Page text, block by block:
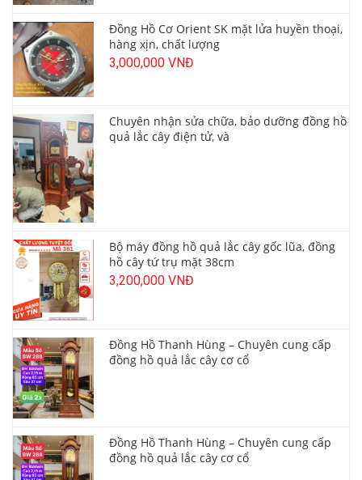
Đồng Hồ Cơ Orient SK mặt lửa huyền thoại,
hàng xịn, chất lượng
3,000,000 VNĐ
Chuyên nhận sửa chữa, bảo dưỡng đồng hồ
quả lắc cây điện tử, và
Bộ máy đồng hồ quả lắc cây gốc lũa, đồng
hồ cây tứ trụ mặt 38cm
3,200,000 VNĐ
Đồng Hồ Thanh Hùng – Chuyên cung cấp
đồng hồ quả lắc cây cơ cổ
Đồng Hồ Thanh Hùng – Chuyên cung cấp
đồng hồ quả lắc cây cơ cổ